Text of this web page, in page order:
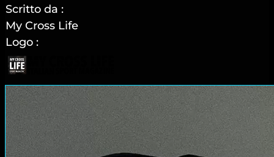
Scritto da :
My Cross Life
Logo :